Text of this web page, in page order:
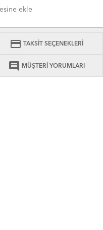
ekle
credit_card TAKSİT SEÇENEKLERİ
comment MÜŞTERİ YORUMLARI